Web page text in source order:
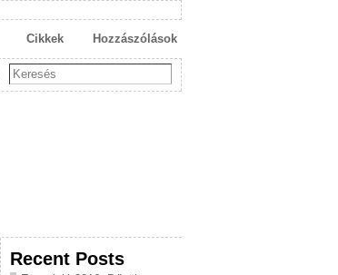
Hozzászólások
Cikkek
Recent Posts